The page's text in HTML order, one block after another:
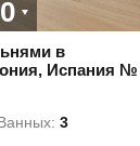
в
Испания №
3